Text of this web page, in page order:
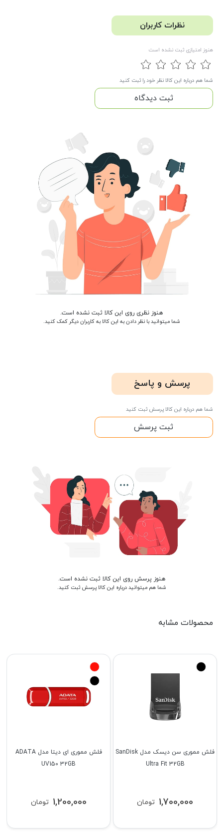
نظرات کاربران
هنوز امتیازی ثبت نشده است
شما هم درباره این کالا نظر خود را ثبت کنید
ثبت دیدگاه
هنوز نظری روی این کالا ثبت نشده است.
شما میتوانید با نظر دادن به این کالا به کاربران دیگر کمک کنید.
پرسش و پاسخ
شما هم درباره این کالا پرسش ثبت کنید
ثبت پرسش
هنوز پرسش روی این کالا ثبت نشده است.
شما هم میتوانید درباره این کالا پرسش ثبت کنید.
محصولات مشابه
فلش مموری ای دیتا مدل ADATA
UV150 32GB
تومان 1,200,000
فلش مموری سن دیسک مدل SanDisk
Ultra Fit 32GB
تومان 1,700,000